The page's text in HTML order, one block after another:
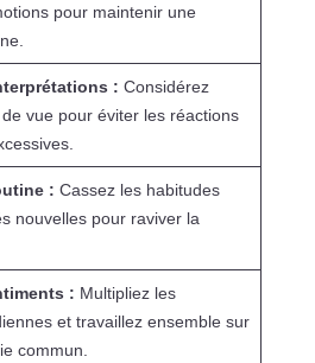
pour maintenir une
: Considérez
vue pour éviter les réactions
: Cassez les habitudes
nouvelles pour raviver la
: Multipliez les
et travaillez ensemble sur
commun.